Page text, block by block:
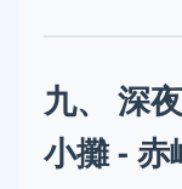
九、 深
小攤 - 赤